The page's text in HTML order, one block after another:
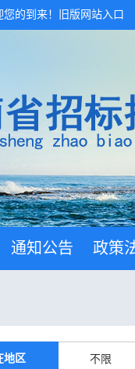
的到来！ 旧版网站入口
通知公告 政策
地区
不限